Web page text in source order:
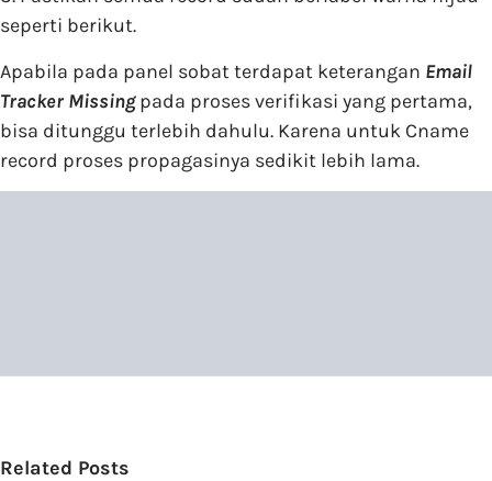
seperti berikut.
Apabila pada panel sobat terdapat keterangan Email
Tracker Missing pada proses verifikasi yang pertama,
bisa ditunggu terlebih dahulu. Karena untuk Cname
record proses propagasinya sedikit lebih lama.
Related Posts